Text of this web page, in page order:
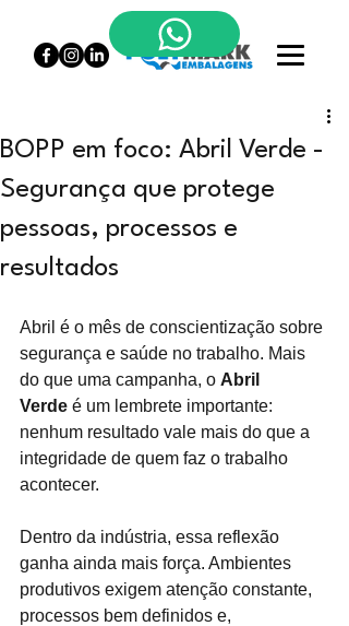
BOPP em foco: Abril Verde -
Segurança que protege
pessoas, processos e
resultados
Abril é o mês de conscientização sobre
segurança e saúde no trabalho. Mais
do que uma campanha, o Abril
Verde é um lembrete importante:
nenhum resultado vale mais do que a
integridade de quem faz o trabalho
acontecer.
Dentro da indústria, essa reflexão
ganha ainda mais força. Ambientes
produtivos exigem atenção constante,
processos bem definidos e,